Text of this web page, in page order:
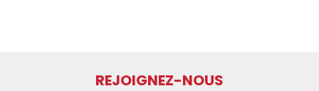
REJOIGNEZ-NOUS